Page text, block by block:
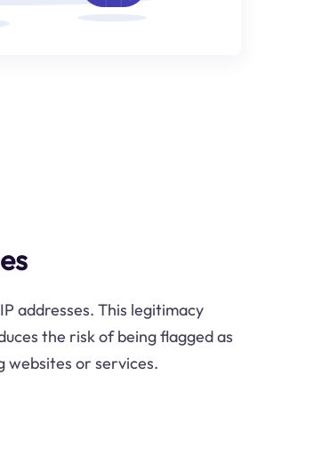
addresses. This legitimacy
the risk of being flagged as
websites or services.